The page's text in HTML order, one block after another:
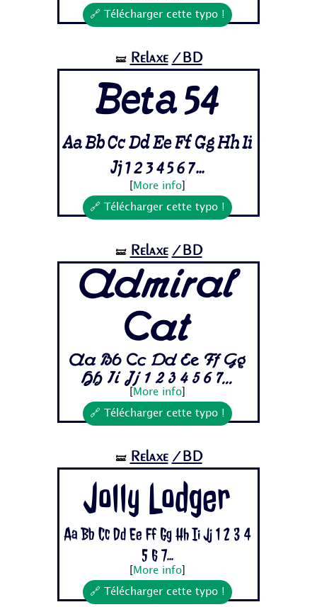
🔗 Télécharger cette typo !
🝛 Relaxe /BD
Beta 54
Aa Bb Cc Dd Ee Ff Gg Hh Ii
Jj 1 2 3 4 5 6 7...
More info]
🔗 Télécharger cette typo !
🝛 Relaxe /BD
Admiral
Cat
Aa Bb Cc Dd Ee Ff Gg
Hh Ii Jj 1 2 3 4 5 6 7...
More info]
🔗 Télécharger cette typo !
🝛 Relaxe /BD
Jolly Lodger
Aa Bb Cc Dd Ee Ff Gg Hh Ii Jj 1 2 3 4
5 6 7...
More info]
🔗 Télécharger cette typo !